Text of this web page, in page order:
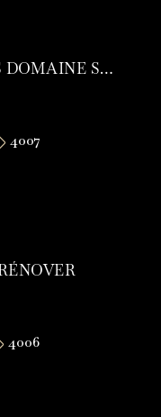
VILLA DE CHARME DANS DOMAINE SÉCURISÉ
4007
4006